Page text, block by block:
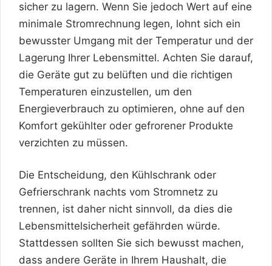
sicher zu lagern. Wenn Sie jedoch Wert auf eine
minimale Stromrechnung legen, lohnt sich ein
bewusster Umgang mit der Temperatur und der
Lagerung Ihrer Lebensmittel. Achten Sie darauf,
die Geräte gut zu belüften und die richtigen
Temperaturen einzustellen, um den
Energieverbrauch zu optimieren, ohne auf den
Komfort gekühlter oder gefrorener Produkte
verzichten zu müssen.
Die Entscheidung, den Kühlschrank oder
Gefrierschrank nachts vom Stromnetz zu
trennen, ist daher nicht sinnvoll, da dies die
Lebensmittelsicherheit gefährden würde.
Stattdessen sollten Sie sich bewusst machen,
dass andere Geräte in Ihrem Haushalt, die